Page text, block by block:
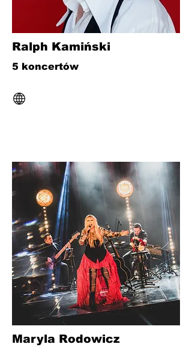
Ralph Kamiński
5 koncertów
Maryla Rodowicz